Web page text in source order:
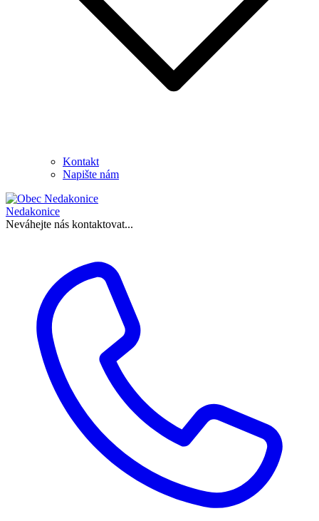
Kontakt
Napište nám
Nedakonice
Neváhejte nás kontaktovat...